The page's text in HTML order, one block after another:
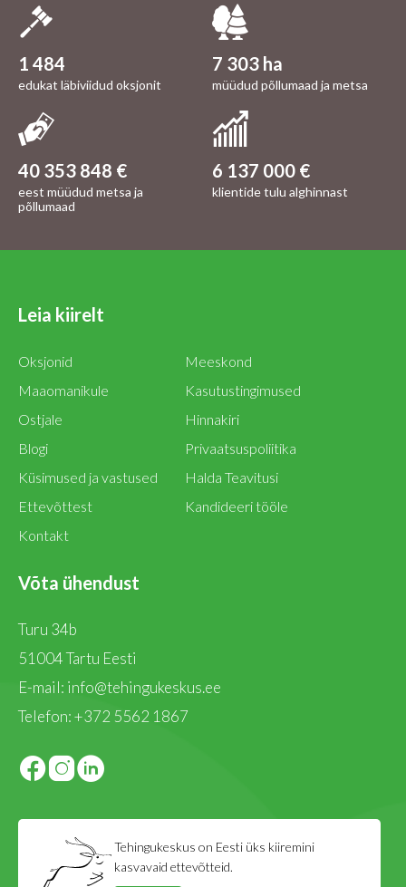
1 484
edukat läbiviidud oksjonit
7 303 ha
müüdud põllumaad ja metsa
40 353 848 €
eest müüdud metsa ja
põllumaad
6 137 000 €
klientide tulu alghinnast
Leia kiirelt
Oksjonid
Maaomanikule
Ostjale
Blogi
Küsimused ja vastused
Ettevõttest
Kontakt
Meeskond
Kasutustingimused
Hinnakiri
Privaatsuspoliitika
Halda Teavitusi
Kandideeri tööle
Võta ühendust
Turu 34b
51004 Tartu Eesti
E-mail: info@tehingukeskus.ee
Telefon:+372 5562 1867
Tehingukeskus on Eesti üks kiiremini
kasvavaid ettevõtteid.